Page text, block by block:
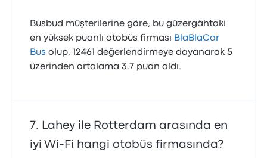
Busbud müşterilerine göre, bu güzergâhtaki
en yüksek puanlı otobüs firması BlaBlaCar
Bus olup, 12461 değerlendirmeye dayanarak 5
üzerinden ortalama 3.7 puan aldı.
Lahey ile Rotterdam arasında en
iyi Wi-Fi hangi otobüs firmasında?